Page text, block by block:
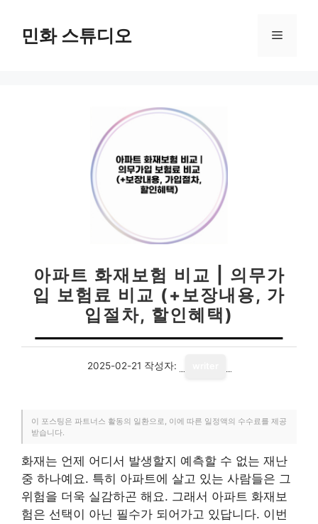
민화 스튜디오 메
아파트 화재보험 비교 | 의무가
입 보험료 비교 (+보장내용, 가
입절차, 할인혜택)
2025-02-21 작성자:
이 포스팅은 파트너스 활동의 일환으로, 이에 따른 일정액의 수수료를 제공
받습니다.
화재는 언제 어디서 발생할지 예측할 수 없는 재난
중 하나예요. 특히 아파트에 살고 있는 사람들은 그
위험을 더욱 실감하곤 해요. 그래서 아파트 화재보
험은 선택이 아닌 필수가 되어가고 있답니다. 이번